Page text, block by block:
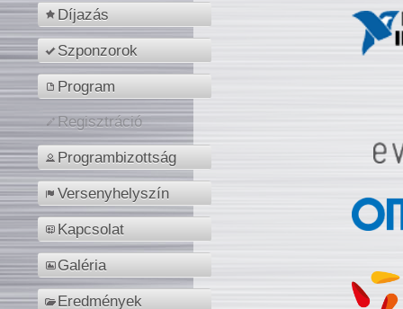
Díjazás
Szponzorok
Program
Regisztráció
Programbizottság
Versenyhelyszín
Kapcsolat
Galéria
Eredmények